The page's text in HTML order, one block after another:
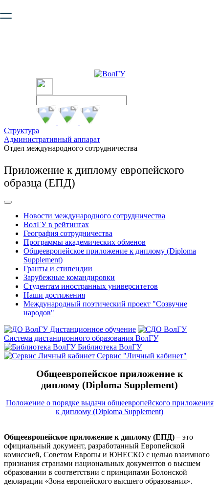
безопасную работу с сайтом. Пожалуйста
Структура
Административный аппарат
Отдел международного сотрудничества
Приложение к диплому европейского
образца (ЕПД)
Новости международного сотрудничества
ВолГУ в рейтингах
География сотрудничества
Программы академических обменов
Общеевропейское приложение к диплому (Diploma
Supplement)
Гранты и стипендии
Зарубежные командировки
Студентам иностранных университетов
Наши достижения
Международный поэтический проект "Созвучие
народов"
Дистанционное обучение
Система дистанционного образования ВолГУ
Библиотека ВолГУ
Сервис "Личный кабинет"
Общеевропейское приложение к
диплому (Diploma Supplement)
Положение о порядке выдачи общеевропейского приложения
к диплому (Diploma Supplement)
Общеевропейское приложение к диплому (ЕПД) – это
официальный документ, разработанный Европейской
комиссией, Советом Европы и ЮНЕСКО с целью взаимного
признания странами национальных документов о высшем
образовании в соответствии с принципами Болонской
декларации «Зона европейского высшего образования».